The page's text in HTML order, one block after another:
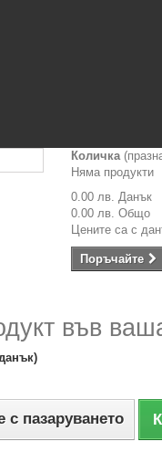
Количка
Няма продукти
0.00 лв. Данък
0.00 лв. Общо
Цените са с
Поръчайте
във
пазаруването